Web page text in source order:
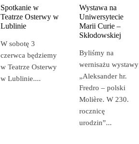
Spotkanie w
Teatrze Osterwy w
Lublinie
W sobotę 3
czerwca będziemy
w Teatrze Osterwy
w Lublinie....
Wystawa na
Uniwersytecie
Marii Curie –
Skłodowskiej
Byliśmy na
wernisażu wystawy
„Aleksander hr.
Fredro – polski
Molière. W 230.
rocznicę
urodzin”...